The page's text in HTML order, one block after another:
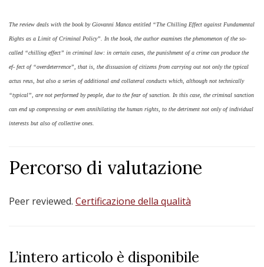
The review deals with the book by Giovanni Manca entitled “The Chilling Effect against Fundamental
Rights as a Limit of Criminal Policy”. In the book, the author examines the phenomenon of the so-
called “chilling effect” in criminal law: in certain cases, the punishment of a crime can produce the
ef- fect of “overdeterrence”, that is, the dissuasion of citizens from carrying out not only the typical
actus reus, but also a series of additional and collateral conducts which, although not technically
“typical”, are not performed by people, due to the fear of sanction. In this case, the criminal sanction
can end up compressing or even annihilating the human rights, to the detriment not only of individual
interests but also of collective ones.
Percorso di valutazione
Peer reviewed. Certificazione della qualità
L’intero articolo è disponibile